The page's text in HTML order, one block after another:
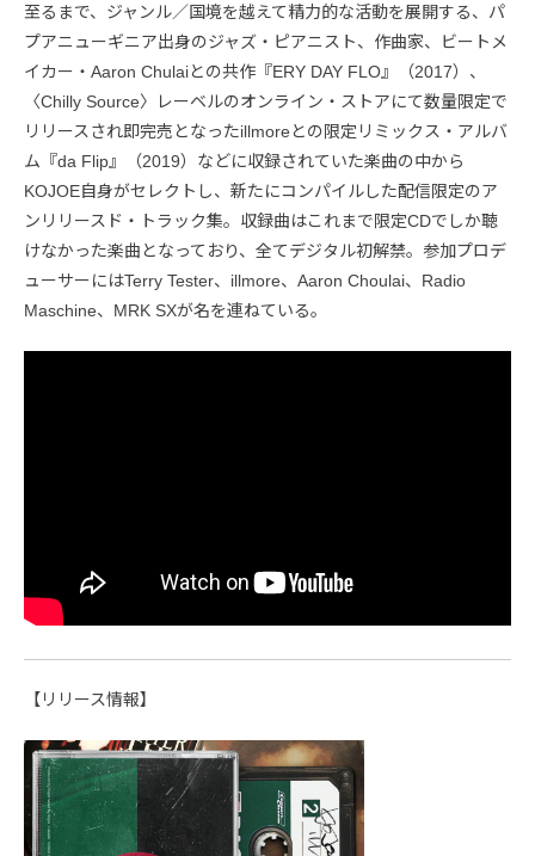
至るまで、ジャンル／国境を越えて精力的な活動を展開する、パ
プアニューギニア出身のジャズ・ピアニスト、作曲家、ビートメ
イカー・Aaron Chulaiとの共作『ERY DAY FLO』（2017）、
〈Chilly Source〉レーベルのオンライン・ストアにて数量限定で
リリースされ即完売となったillmoreとの限定リミックス・アルバ
ム『da Flip』（2019）などに収録されていた楽曲の中から
KOJOE自身がセレクトし、新たにコンパイルした配信限定のア
ンリリースド・トラック集。収録曲はこれまで限定CDでしか聴
けなかった楽曲となっており、全てデジタル初解禁。参加プロデ
ューサーにはTerry Tester、illmore、Aaron Choulai、Radio
Maschine、MRK SXが名を連ねている。
【リリース情報】